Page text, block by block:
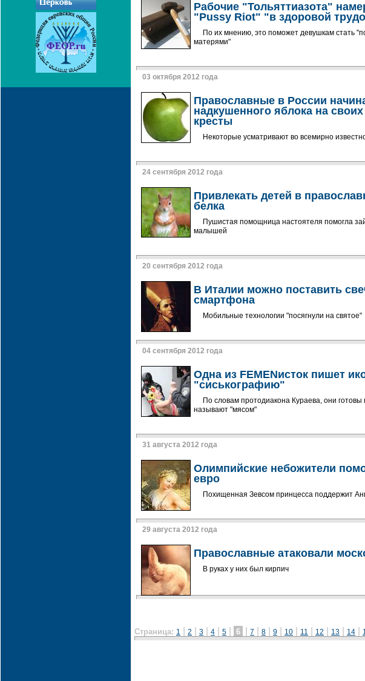
Рабочие "Тольяттиазота"
"Pussy Riot" "в здоровой
По их мнению, это поможет девушкам стать
матерями"
03 октября 2012 года
Православные в России
надкушенного яблока на
кресты
Некоторые усматривают во всемирно
24 сентября 2012 года
Привлекать детей в
белка
Пушистая помощница настоятеля помогла
малышей
20 сентября 2012 года
В Италии можно поставить
смартфона
Мобильные технологии "посягнули на святое"
04 сентября 2012 года
Одна из FEMENисток пишет
"сиськографию"
По словам протодиакона Кураева, они готовы
называют "мясом"
31 августа 2012 года
Олимпийские небожители
евро
Похищенная Зевсом принцесса поддержит
29 августа 2012 года
Православные атаковали
В руках у них был кирпич
Страница: 1 2 3 4 5 6 7 8 9 10 11 12 13 14